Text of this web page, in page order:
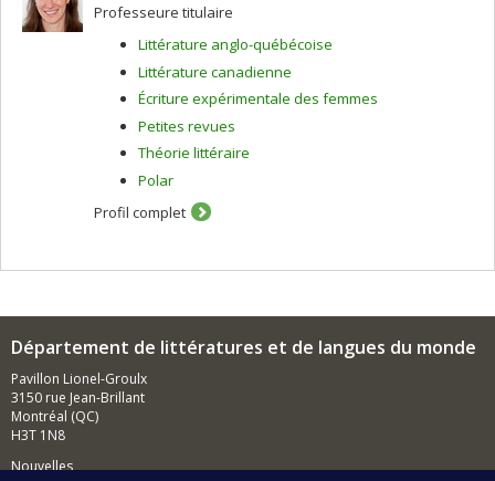
Professeure titulaire
Littérature anglo-québécoise
Littérature canadienne
Écriture expérimentale des femmes
Petites revues
Théorie littéraire
Polar
Profil complet
Département de littératures et de langues du monde
Pavillon Lionel-Groulx
3150 rue Jean-Brillant
Montréal (QC)
H3T 1N8
Nouvelles